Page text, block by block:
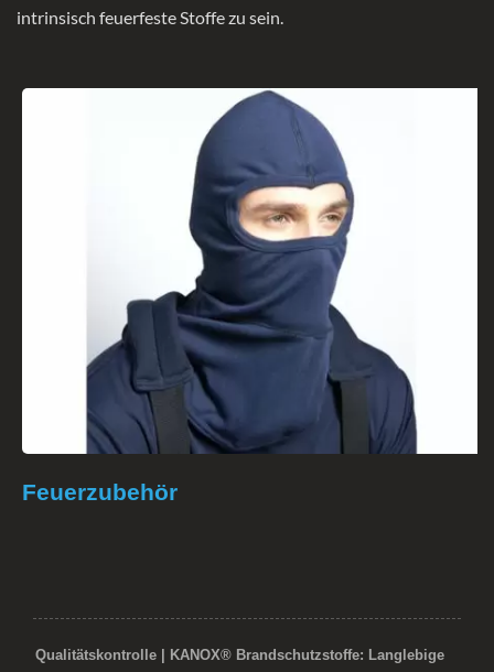
intrinsisch feuerfeste Stoffe zu sein.
Feuerzubehör
Qualitätskontrolle | KANOX® Brandschutzstoffe: Langlebige